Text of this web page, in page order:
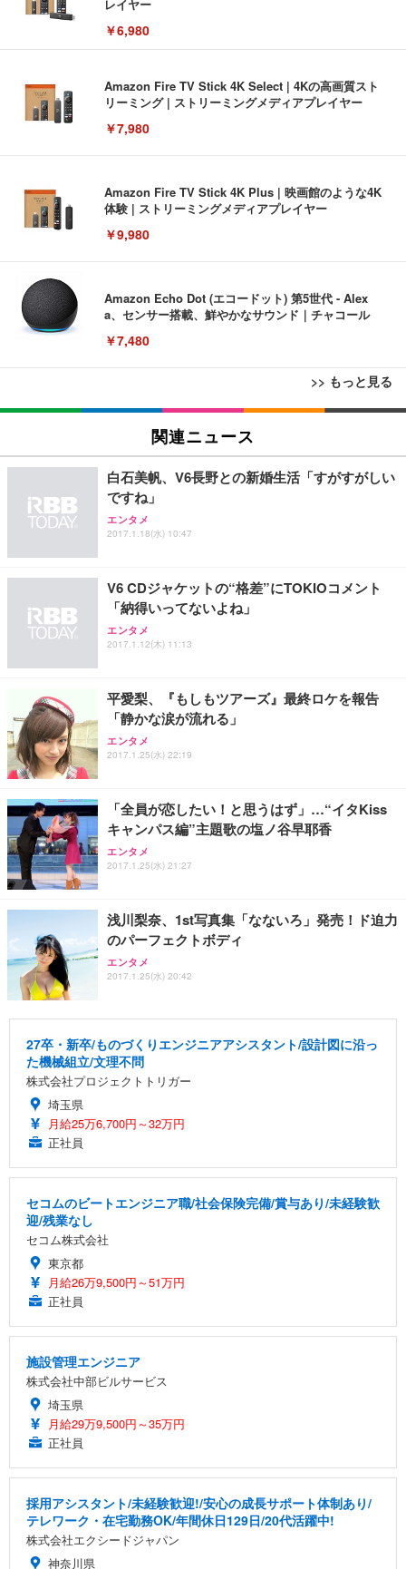
レイヤー
￥6,980
Amazon Fire TV Stick 4K Select | 4Kの高画質スト
リーミング | ストリーミングメディアプレイヤー
￥7,980
Amazon Fire TV Stick 4K Plus | 映画館のような4K
体験 | ストリーミングメディアプレイヤー
￥9,980
Amazon Echo Dot (エコードット) 第5世代 - Alex
a、センサー搭載、鮮やかなサウンド｜チャコール
￥7,480
>> もっと見る
[EdoErgo] オフィスチェア 椅子 テレワーク 疲れな
い 跳ね上げ式アームレスト コンパクト 約105度ロッ
キング pc 事務椅子 360度回転 座面昇降 強化ナイロ
ン樹脂ベース 通気性メッシュ 在宅ワーク H-WY01
(黒網+黒枠+黒足)
￥5,699
SIHOO B100 オフィスチェア／デスクチェア メッシ
Sezlife オフィスチェア デスクチェア 疲れない テレ
ワーク チェア 強化バックレスト 30度ロッキング機
ョン PCチェア 通気性メッシュ ゲーミング/勉強/事
務用 おしゃれ パソコンチェア (ブラック)
￥7,680
Sezlife オフィスチェア デスクチェア 疲れない テレ
ワーク チェア 強化バックレスト 30度ロッキング機
ョン PCチェア 通気性メッシュ ゲーミング/勉強/事
務用 おしゃれ パソコンチェア (ホワイト)
ANDWINT オフィスチェア デスクチェア 肘なし メ
ッシュ 通気性 ランバーサポート付き 腰サポート ガ
ス圧無段階昇降 360度回転 キャスター付き コンパク
EIZO ビジネス向けプレミアムモニター | FlexScan
EV3240X-WT | 31.5型4K UHD・USB Type-C・ホワ
￥105,595
EIZO ビジネス向けプレミアムモニター | FlexScan
EV2740X-WT | 27.0型4K UHD・USB Type-C・ホワ
￥109,572
【純正品】27"ゲーミングモニター DualSense 充電
フック付き（CFI-ZDM1J）
【整備済み品】Dell E2724HS 27インチ 液晶モニタ
ー フルHD（1920×1080）VA 非光沢 HDMI/DisplayP
【MiniLED/24.5inch/280Hz/FHD】GRAPHT THE S
HOOTER Gaming Monitor 24” Essential ゲーミン
グモニター QD 24.5インチ 1ms FHD 量子ドット 残
Amazonベーシック ペットシーツ 薄型 レギュラー 1
回使い捨て 無香料 ホワイト 300枚
￥3,373
Amazonベーシック ペットシーツ 厚型 ワイド 42枚
ネオ・ルーライフ ネオ・オムツ L 中型犬用 26枚入
Smart Basic(スマートベーシック) 【Amazon.co.jp
限定】 Smart Basic アイリスオーヤマ ペットシーツ
アイリスオーヤマ ペットシーツ 超厚型 お徳用 レギ
ュラー 200枚入【Amazon.co.jp限定】
関連ニュース
白石美帆、V6長野との新婚生活「すがすがしい
ですね」
エンタメ
2017.1.18(水) 10:47
V6 CDジャケットの“格差”にTOKIOコメント
「納得いってないよね」
エンタメ
2017.1.12(木) 11:13
平愛梨、『もしもツアーズ』最終ロケを報告
「静かな涙が流れる」
エンタメ
2017.1.25(水) 22:19
「全員が恋したい！と思うはず」…“イタKiss
キャンパス編”主題歌の塩ノ谷早耶香
エンタメ
2017.1.25(水) 21:27
浅川梨奈、1st写真集「なないろ」発売！ド迫力
のパーフェクトボディ
エンタメ
2017.1.25(水) 20:42
27卒・新卒/ものづくりエンジニアアシスタント/設計図に沿っ
た機械組立/文理不問
株式会社プロジェクトトリガー
埼玉県
月給25万6,700円～32万円
正社員
セコムのビートエンジニア職/社会保険完備/賞与あり/未経験歓
迎/残業なし
セコム株式会社
東京都
月給26万9,500円～51万円
正社員
施設管理エンジニア
株式会社中部ビルサービス
埼玉県
月給29万9,500円～35万円
正社員
採用アシスタント/未経験歓迎!/安心の成長サポート体制あり/
テレワーク・在宅勤務OK/年間休日129日/20代活躍中!
株式会社エクシードジャパン
神奈川県